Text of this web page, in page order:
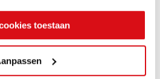
toestaan